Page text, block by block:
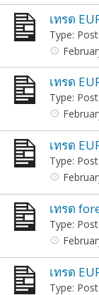
เทรด
Type:
เทรด
Type:
เทรด
Type:
เทรด
Type:
เทรด
Type: